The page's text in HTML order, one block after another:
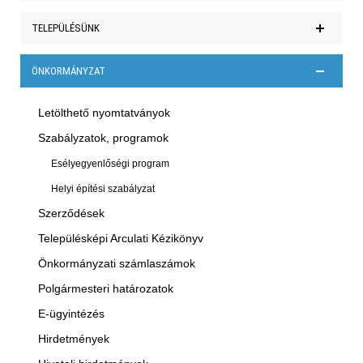
Hírek
TELEPÜLÉSÜNK
Polgármesteri köszöntő
Híres elszármazottak
Közszolgáltatások
Hitélet
Látnivalók
Programajánló
Galéria
ÖNKORMÁNYZAT
Letölthető nyomtatványok
Szabályzatok, programok
Esélyegyenlőségi program
Helyi építési szabályzat
Szerződések
Településképi Arculati Kézikönyv
Önkormányzati számlaszámok
Polgármesteri határozatok
E-ügyintézés
Hirdetmények